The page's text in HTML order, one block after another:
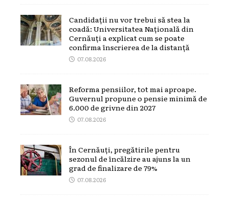
Candidații nu vor trebui să stea la
coadă: Universitatea Națională din
Cernăuți a explicat cum se poate
confirma înscrierea de la distanță
07.08.2026
Reforma pensiilor, tot mai aproape.
Guvernul propune o pensie minimă de
6.000 de grivne din 2027
07.08.2026
În Cernăuți, pregătirile pentru
sezonul de încălzire au ajuns la un
grad de finalizare de 79%
07.08.2026